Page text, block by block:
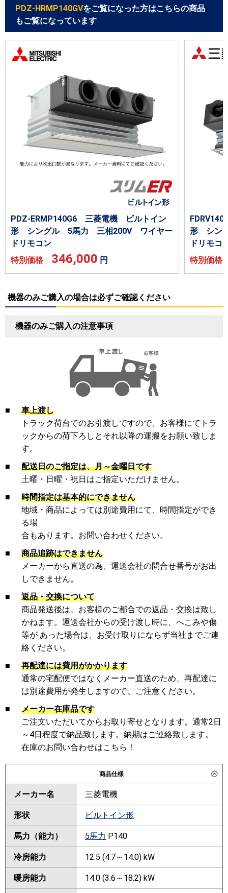
PDZ-HRMP140GVをご覧になった方はこちらの商品
もご覧になっています
PDZ-ERMP140G6 三菱電機 ビルトイン
形 シングル 5馬力 三相200V ワイヤー
ドリモコン
特別価格 346,000 円
形 シン
ドリモコ
特別価
機器のみご購入の場合は必ずご確認ください
機器のみご購入の注意事項
■
車上渡し
トラック荷台でのお引渡しですので、お客様にてトラ
ックからの荷下ろしとそれ以降の運搬をお願い致しま
す。
■
配送日のご指定は、月～金曜日です
土曜・日曜・祝日はご指定いただけません。
■
時間指定は基本的にできません
地域・商品によっては別途費用にて、時間指定ができ
る場
合もあります。お問い合わせください。
■
商品追跡はできません
メーカーから直送の為、運送会社の問合せ番号がお出
しできません。
■
返品・交換について
商品発送後は、お客様のご都合での返品・交換は致し
かねます。運送会社からの受け渡し時に、へこみや傷
等が あった場合は、お受け取りにならず当社までご連
絡ください。
■
再配達には費用がかかります
通常の宅配便ではなくメーカー直送のため、再配達に
は別途費用が発生しますので、ご注意ください。
■
メーカー在庫品です
ご注文いただいてからお取り寄せとなります。通常2日
～4日程度で納品致します。納期はご連絡致します。
在庫のお問い合わせはこちら！
商品仕様
メーカー名 三菱電機
形状 ビルトイン形
馬力（能力） 5馬力 P140
冷房能力 12.5 (4.7～14.0) kW
暖房能力 14.0 (3.6～18.2) kW